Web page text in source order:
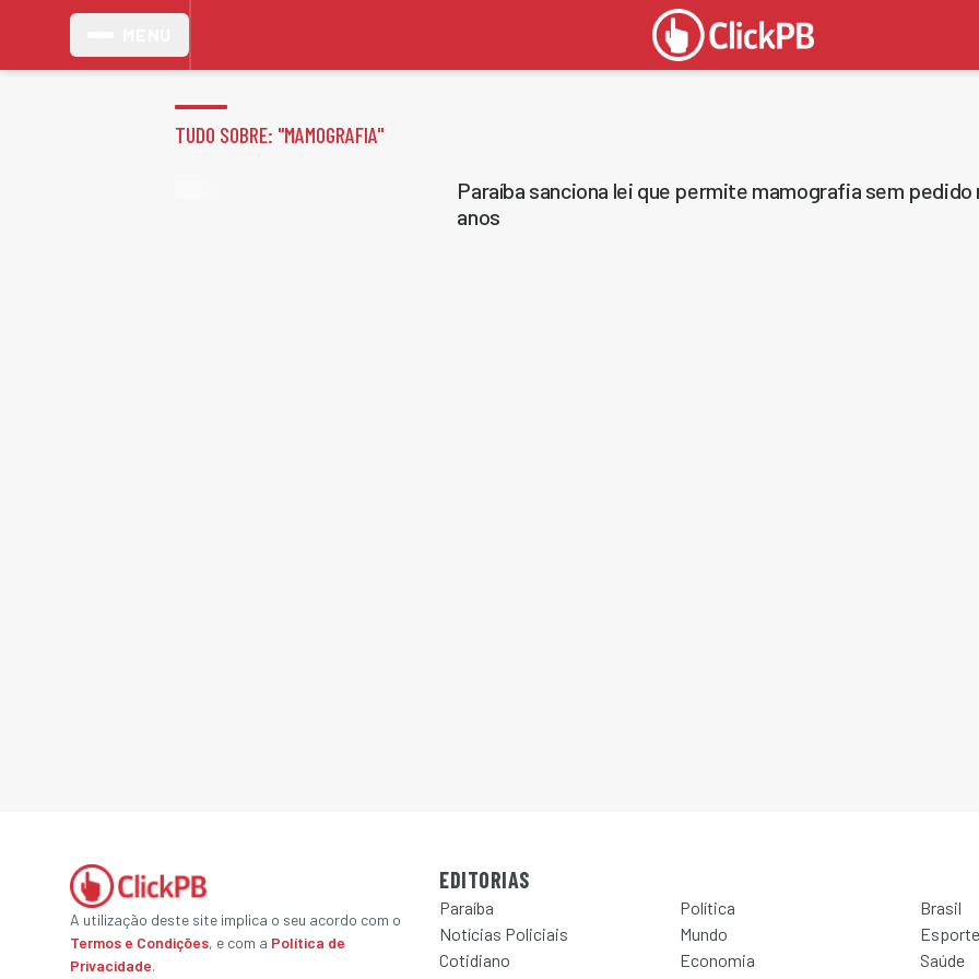
TUDO SOBRE: "MAMOGRAFIA"
Paraíba sanciona lei que permite mamografia sem
anos
A utilização deste site implica o seu acordo com o
Termos e Condições, e com a Política de
Privacidade.
EDITORIAS
Paraíba Política
Brasil
Notícias Policiais
Mundo
Esporte
Cotidiano
Economia
Saúde